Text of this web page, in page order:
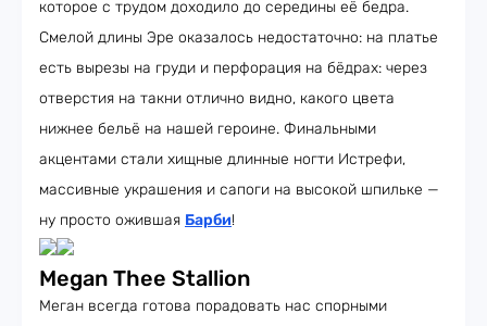
которое с трудом доходило до середины её бедра.
Смелой длины Эре оказалось недостаточно: на платье
есть вырезы на груди и перфорация на бёдрах: через
отверстия на такни отлично видно, какого цвета
нижнее бельё на нашей героине. Финальными
акцентами стали хищные длинные ногти Истрефи,
массивные украшения и сапоги на высокой шпильке —
ну просто ожившая Барби!
Megan Thee Stallion
Меган всегда готова порадовать нас спорными